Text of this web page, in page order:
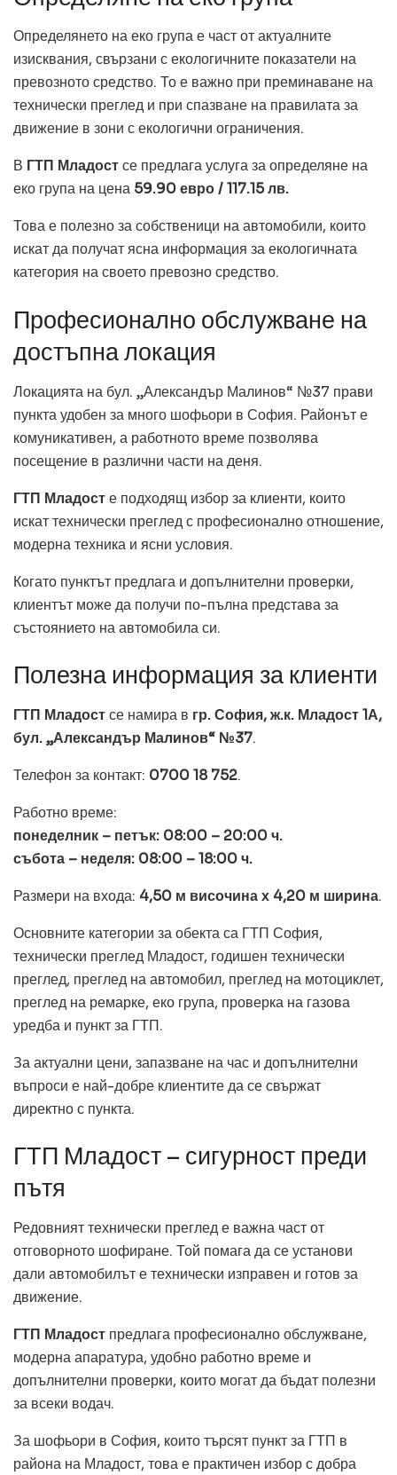
Определянето на еко група е част от актуалните
изисквания, свързани с екологичните показатели на
превозното средство. То е важно при преминаване на
технически преглед и при спазване на правилата за
движение в зони с екологични ограничения.
В ГТП Младостсе предлага услуга за определяне на
еко група на цена 59.90 евро / 117.15 лв.
Това е полезно за собственици на автомобили, които
искат да получат ясна информация за екологичната
категория на своето превозно средство.
Професионално обслужване на
достъпна локация
Локацията на бул. „Александър Малинов“ №37 прави
пункта удобен за много шофьори в София. Районът е
комуникативен, а работното време позволява
посещение в различни части на деня.
ГТП Младосте подходящ избор за клиенти, които
искат технически преглед с професионално отношение,
модерна техника и ясни условия.
Когато пунктът предлага и допълнителни проверки,
клиентът може да получи по-пълна представа за
състоянието на автомобила си.
Полезна информация за клиенти
ГТП Младостсе намира в гр. София, ж.к. Младост 1А,
бул. „Александър Малинов“ №37.
Телефон за контакт: 0700 18 752.
Работно време:
понеделник – петък: 08:00 – 20:00 ч.
събота – неделя: 08:00 – 18:00 ч.
Размери на входа: 4,50 м височина х 4,20 м ширина.
Основните категории за обекта са ГТП София,
технически преглед Младост, годишен технически
преглед, преглед на автомобил, преглед на мотоциклет,
преглед на ремарке, еко група, проверка на газова
уредба и пункт за ГТП.
За актуални цени, запазване на час и допълнителни
въпроси е най-добре клиентите да се свържат
директно с пункта.
ГТП Младост – сигурност преди
пътя
Редовният технически преглед е важна част от
отговорното шофиране. Той помага да се установи
дали автомобилът е технически изправен и готов за
движение.
ГТП Младост предлага професионално обслужване,
модерна апаратура, удобно работно време и
допълнителни проверки, които могат да бъдат полезни
за всеки водач.
За шофьори в София, които търсят пункт за ГТП в
района на Младост, това е практичен избор с добра